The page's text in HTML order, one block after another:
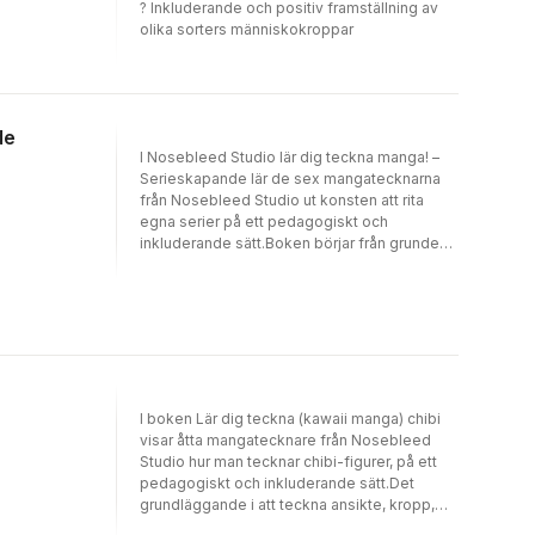
? Inkluderande och positiv framställning av
olika sorters människokroppar
I Nosebleed Studio lär dig teckna manga! –
Serieskapande lär de sex mangatecknarna
från Nosebleed Studio ut konsten att rita
egna serier på ett pedagogiskt och
inkluderande sätt.Boken börjar från grunden
sin serie på olika sätt. Boken består av sex
serieskapande genom teori som passar för
olika målgrupper och åldrar.- Övningar efter
varje kapitel som går ut på att ha en klar serie
i slutet av boken.- Peppande vägledning
som inspirerar till berättande och skapande.
I boken Lär dig teckna (kawaii manga) chibi
visar åtta mangatecknare från Nosebleed
Studio hur man tecknar chibi-figurer, på ett
pedagogiskt och inkluderande sätt.Det
grundläggande i att teckna ansikte, kropp,